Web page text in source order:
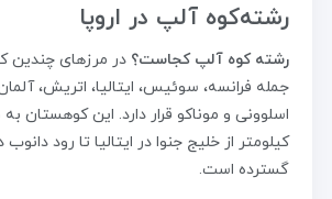
رشته‌کوه آلپ در اروپا
رشته کوه آلپ کجاست؟ در مرزهای چندین
جمله فرانسه، سوئیس، ایتالیا، اتریش،
کیلومتر از خلیج جنوا در ایتالیا تا رود
گسترده است.